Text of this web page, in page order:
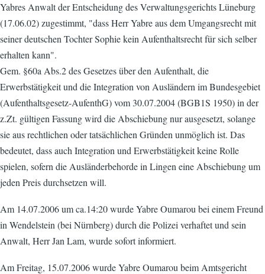
Yabres Anwalt der Entscheidung des Verwaltungsgerichts Lüneburg
(17.06.02) zugestimmt, "dass Herr Yabre aus dem Umgangsrecht mit
seiner deutschen Tochter Sophie kein Aufenthaltsrecht für sich selber
erhalten kann".
Gem. §60a Abs.2 des Gesetzes über den Aufenthalt, die
Erwerbstätigkeit und die Integration von Ausländern im Bundesgebiet
(Aufenthaltsgesetz-AufenthG) vom 30.07.2004 (BGB1S 1950) in der
z.Zt. gültigen Fassung wird die Abschiebung nur ausgesetzt, solange
sie aus rechtlichen oder tatsächlichen Gründen unmöglich ist. Das
bedeutet, dass auch Integration und Erwerbstätigkeit keine Rolle
spielen, sofern die Ausländerbehorde in Lingen eine Abschiebung um
jeden Preis durchsetzen will.
Am 14.07.2006 um ca.14:20 wurde Yabre Oumarou bei einem Freund
in Wendelstein (bei Nürnberg) durch die Polizei verhaftet und sein
Anwalt, Herr Jan Lam, wurde sofort informiert.
Am Freitag, 15.07.2006 wurde Yabre Oumarou beim Amtsgericht